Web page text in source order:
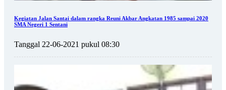
Kegiatan Jalan Santai dalam rangka Reuni Akbar Angkatan 1985 sampai 2020
SMA Negeri 1 Sentani
Tanggal 22-06-2021 pukul 08:30